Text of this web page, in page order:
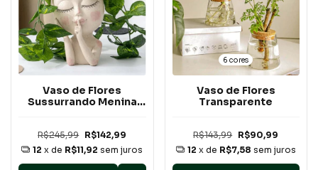
Vaso de Flores
Sussurrando Menina
R$245,99 R$142,99
12 x de R$11,92 sem juros
6 cores
Vaso de Flores
Transparente
R$143,99 R$90,99
12 x de R$7,58 sem juros